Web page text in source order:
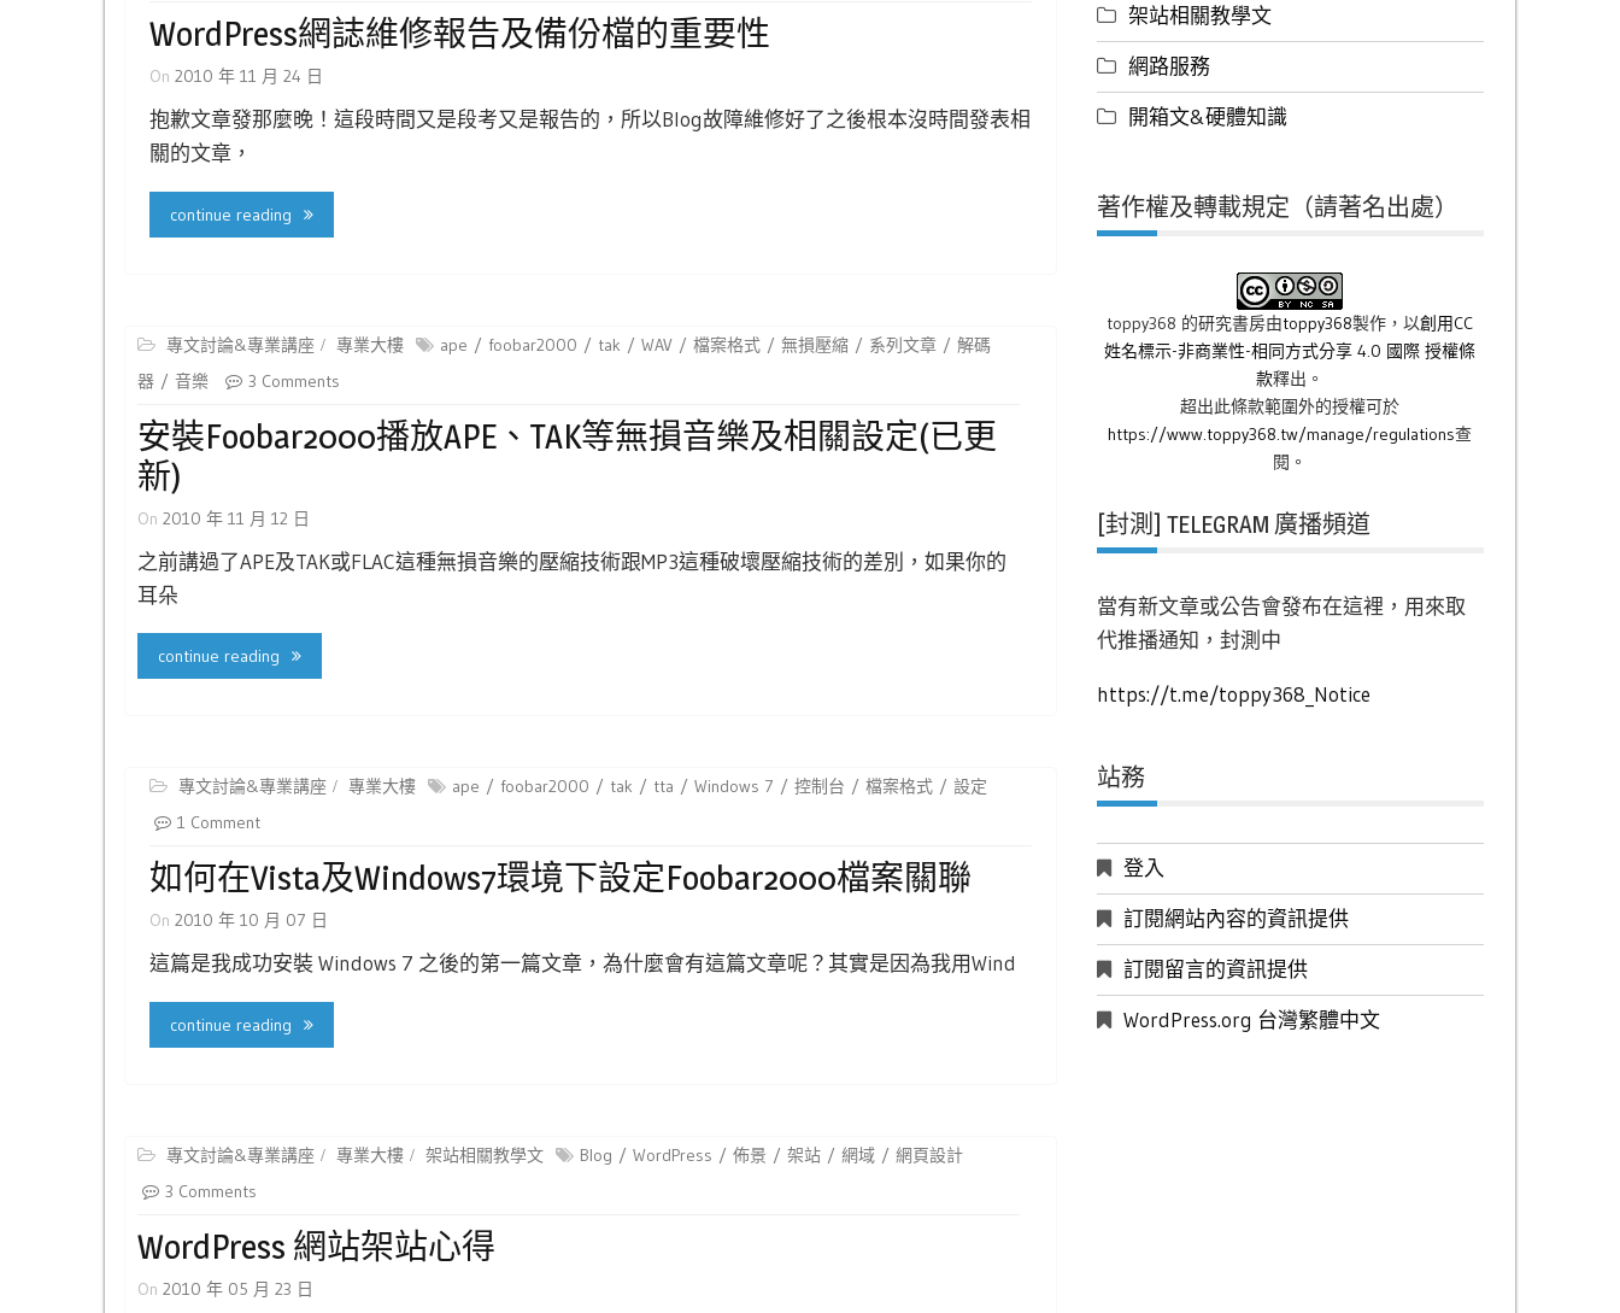
WordPress網誌維修報告及備份檔的重要性
On 2010 年 11 月 24 日
抱歉文章發那麼晚！這段時間又是段考又是報告的，所以Blog故障維修好了之後根本沒時間發表相
關的文章，
continue reading
專文討論&專業講座 專業大樓 ape foobar2000 tak WAV 檔案格式 無損壓縮 系列文章
解碼
器
音樂 3 Comments
安裝Foobar2000播放APE、TAK等無損音樂及相關設定(已更
新)
On 2010 年 11 月 12 日
之前講過了APE及TAK或FLAC這種無損音樂的壓縮技術跟MP3這種破壞壓縮技術的差別，如果你的
耳朵
continue reading
專文討論&專業講座 專業大樓 ape foobar2000 tak tta Windows 7 控制台 檔案格式
設定
1 Comment
如何在Vista及Windows7環境下設定foobar2000檔案關聯
On 2010 年 10 月 07 日
這篇是我成功安裝 Windows 7 之後的第一篇文章，為什麼會有這篇文章呢？其實是因為我用Wind
continue reading
專文討論&專業講座 專業大樓 架站相關教學文 Blog WordPress 佈景 架站 網域
網頁設計
3 Comments
WordPress 網站架站心得
On 2010 年 05 月 23 日
架站相關教學文
網路服務
開箱文&硬體知識
著作權及轉載規定（請著名出處）
toppy368 的研究書房由toppy368製作，以創用CC
姓名標示-非商業性-相同方式分享 4.0 國際 授權條
款釋出。
超出此條款範圍外的授權可於
https://www.toppy368.tw/manage/regulations查
閱。
[封測] TELEGRAM 廣播頻道
當有新文章或公告會發布在這裡，用來取
代推播通知，封測中
https://t.me/toppy368_Notice
站務
登入
訂閱網站內容的資訊提供
訂閱留言的資訊提供
WordPress.org 台灣繁體中文